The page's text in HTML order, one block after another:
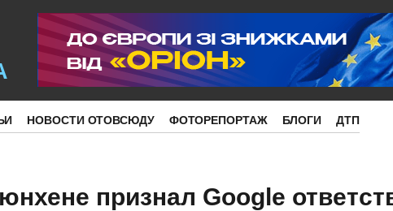
НОВОСТИ ОТОВСЮДУ ФОТОРЕПОРТАЖ БЛОГИ ДТП
признал Google